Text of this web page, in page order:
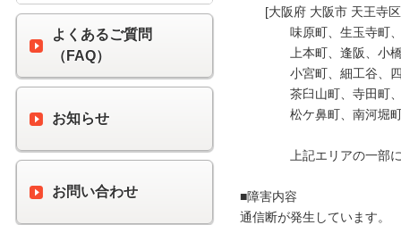
[大阪府 大阪市 天王寺
味原町、生玉寺町、生
上本町、逢阪、小橋町
小宮町、細工谷、四天
茶臼山町、寺田町、東
松ケ鼻町、南河堀町、
上記エリアの一部にお
■障害内容
通信断が発生しています。
よくあるご質問
（FAQ）
お知らせ
お問い合わせ